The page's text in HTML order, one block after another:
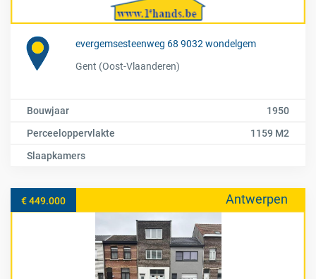
evergemsesteenweg 68 9032 wondelgem
Gent (Oost-Vlaanderen)
Bouwjaar
1950
Perceeloppervlakte
1159 M2
Slaapkamers
€ 449.000 Antwerpen